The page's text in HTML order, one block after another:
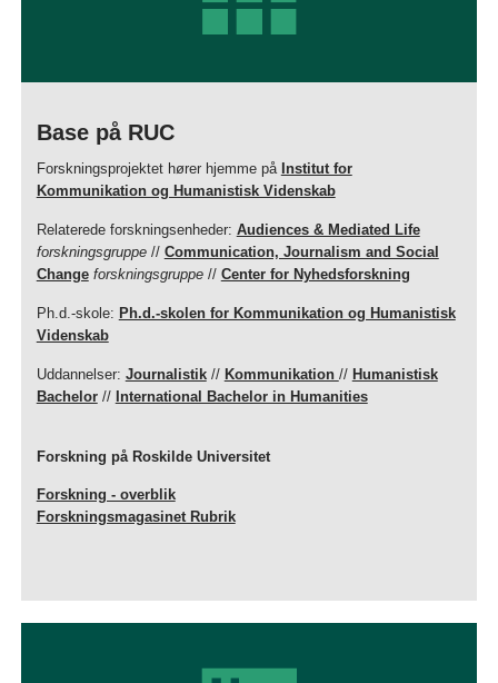
Base på RUC
Forskningsprojektet hører hjemme på Institut for
Kommunikation og Humanistisk Videnskab
Relaterede forskningsenheder: Audiences & Mediated Life
forskningsgruppe // Communication, Journalism and Social
Change forskningsgruppe // Center for Nyhedsforskning
Ph.d.-skole: Ph.d.-skolen for Kommunikation og Humanistisk
Videnskab
Uddannelser: Journalistik// Kommunikation // Humanistisk
Bachelor// International Bachelor in Humanities
Forskning på Roskilde Universitet
Forskning - overblik
Forskningsmagasinet Rubrik